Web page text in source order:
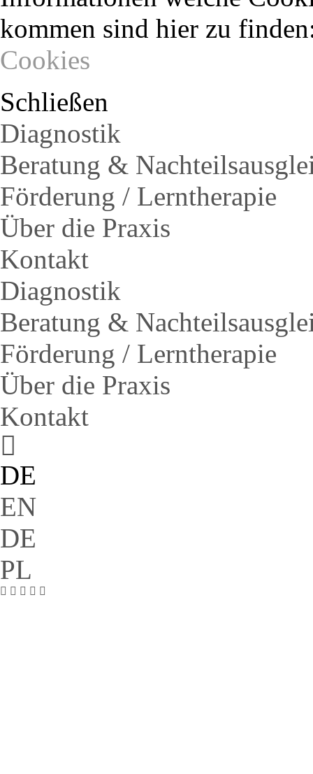
kommen sind hier zu
Cookies
Schließen
Diagnostik
Beratung &
Förderung / Lerntherapie
Über die Praxis
Kontakt
Diagnostik
Beratung &
Förderung / Lerntherapie
Über die Praxis
Kontakt
DE
EN
DE
PL